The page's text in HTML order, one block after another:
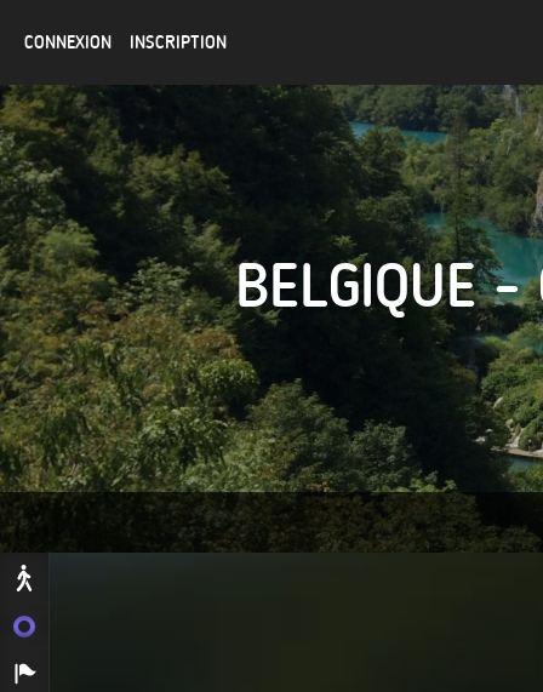
CONNEXION INSCRIPTION
BELGIQUE -